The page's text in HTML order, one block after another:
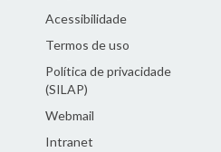
Acessibilidade
Termos de uso
Política de privacidade
(SILAP)
Webmail
Intranet